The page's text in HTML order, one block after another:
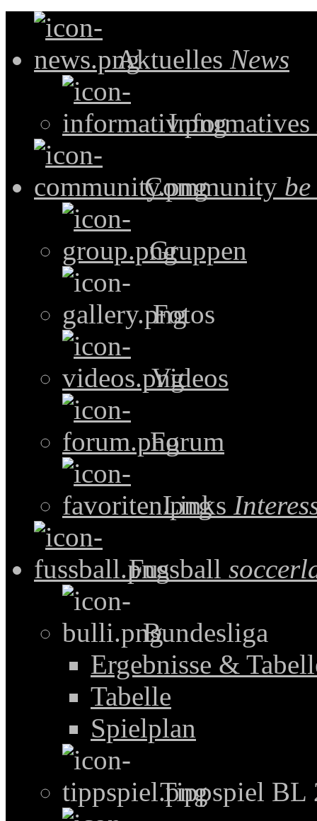
Aktuelles News
Informatives
Community
Gruppen
Fotos
Videos
Forum
Links
Fussball
Bundesliga
Ergebnisse &
Tabelle
Spielplan
Tippspiel BL